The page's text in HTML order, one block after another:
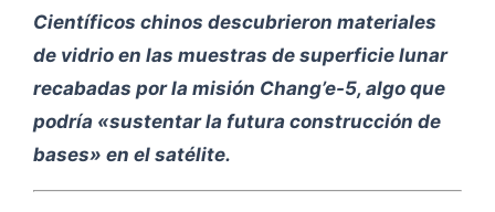
Científicos chinos descubrieron materiales
de vidrio en las muestras de superficie lunar
recabadas por la misión Chang’e-5, algo que
podría «sustentar la futura construcción de
bases» en el satélite.